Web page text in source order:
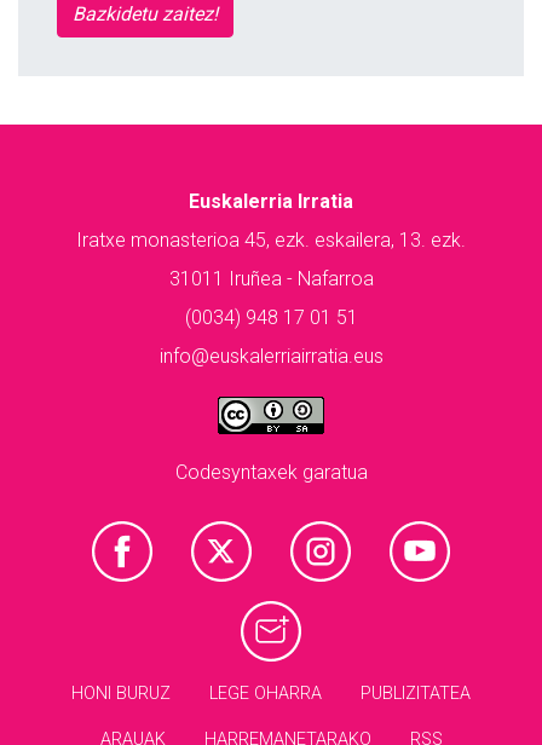
Bazkidetu zaitez!
Euskalerria Irratia
Iratxe monasterioa 45, ezk. eskailera, 13. ezk.
31011 Iruñea - Nafarroa
(0034) 948 17 01 51
info@euskalerriairratia.eus
Codesyntaxek garatua
HONI BURUZ LEGE OHARRA PUBLIZITATEA
ARAUAK HARREMANETARAKO RSS